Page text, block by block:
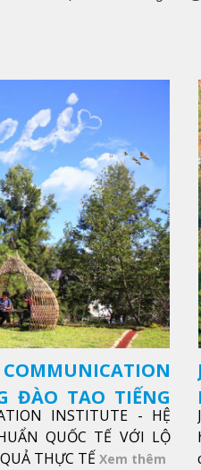
ĐÀO TẠO TIẾNG
INSTITUTE - HỆ
QUỐC TẾ VỚI LỘ
THỰC TẾ Xem thêm